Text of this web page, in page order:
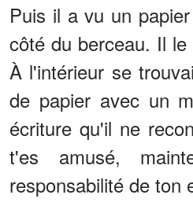
Puis il a vu un
côté du berceau. Il
À l'intérieur se
de papier avec un
écriture qu'il ne
t'es amusé,
responsabilité de ton